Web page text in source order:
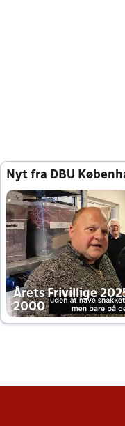
Nyt fra DBU
Årets Frivillige
2000